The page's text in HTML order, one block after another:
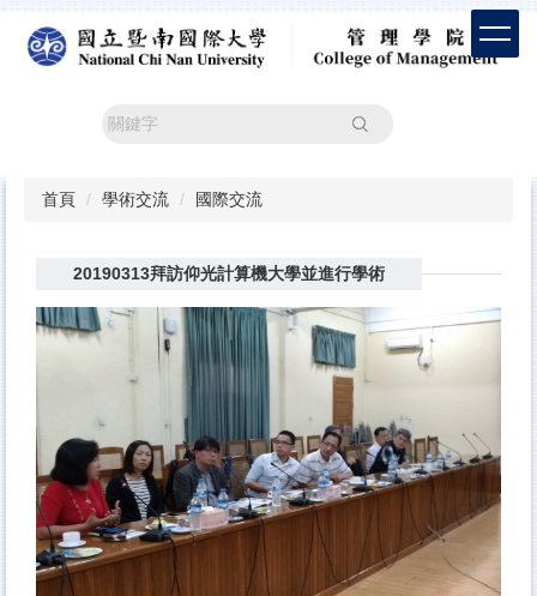
搜尋
首頁 學術交流 國際交流
20190313拜訪仰光計算機大學並進行學術